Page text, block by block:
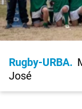
Rugby-URBA
José